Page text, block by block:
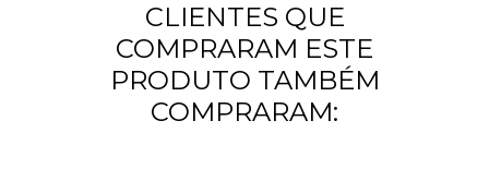
CLIENTES QUE
COMPRARAM ESTE
PRODUTO TAMBÉM
COMPRARAM: